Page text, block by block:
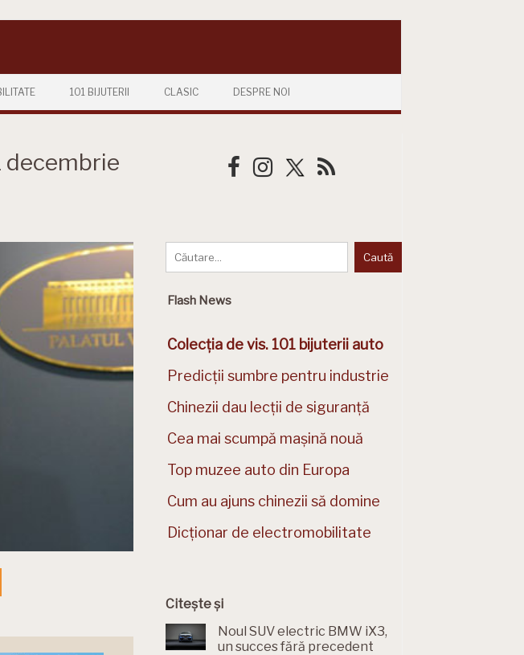
101 BIJUTERII CLASIC DESPRE NOI
decembrie
Flash News
Colecția de vis. 101 bijuterii auto
Predicții sumbre pentru industrie
Chinezii dau lecții de siguranță
Cea mai scumpă mașină nouă
Top muzee auto din Europa
Cum au ajuns chinezii să domine
Dicționar de electromobilitate
Citește și
Noul SUV electric BMW iX3,
un succes fără precedent